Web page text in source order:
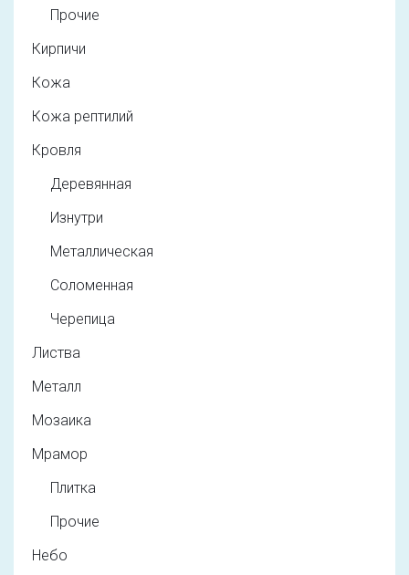
Прочие
Кирпичи
Кожа
Кожа рептилий
Кровля
Деревянная
Изнутри
Металлическая
Соломенная
Черепица
Листва
Металл
Мозаика
Мрамор
Плитка
Прочие
Небо